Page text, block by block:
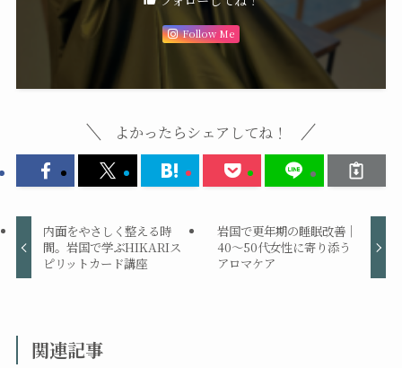
Follow Me
よかったらシェアしてね！
内面をやさしく整える時
間。岩国で学ぶHIKARIス
ピリットカード講座
岩国で更年期の睡眠改善｜
40〜50代女性に寄り添う
アロマケア
関連記事